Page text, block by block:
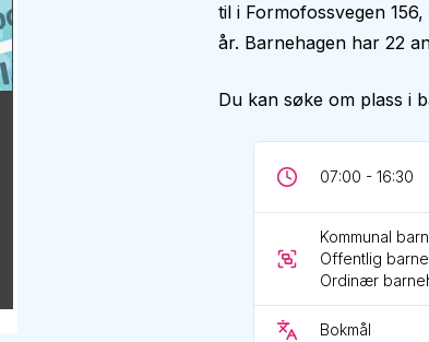
til i Formofossvegen
år. Barnehagen har 22
Du kan søke om plass i
07:00 - 16:30
Kommunal
Offentlig
Ordinær
Bokmål